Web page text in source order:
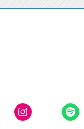
Instagram